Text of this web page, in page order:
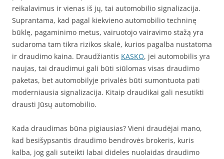
reikalavimus ir vienas iš jų, tai automobilio signalizacija.
Suprantama, kad pagal kiekvieno automobilio techninę
būklę, pagaminimo metus, vairuotojo vairavimo stažą yra
sudaroma tam tikra rizikos skalė, kurios pagalba nustatoma
ir draudimo kaina. Draudžiantis KASKO, jei automobilis yra
naujas, tai draudimui gali būti siūlomas visas draudimo
paketas, bet automobilyje privalės būti sumontuota pati
moderniausia signalizacija. Kitaip draudikai gali nesutikti
drausti Jūsų automobilio.
Kada draudimas būna pigiausias? Vieni draudėjai mano,
kad besišypsantis draudimo bendrovės brokeris, kuris
kalba, jog gali suteikti labai dideles nuolaidas draudimo